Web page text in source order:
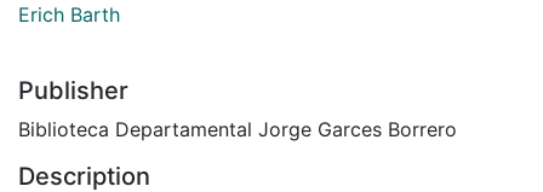
Erich Barth
Publisher
Biblioteca Departamental Jorge Garces Borrero
Description